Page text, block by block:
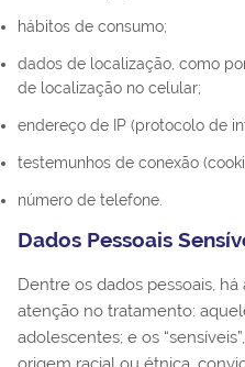
hábitos de consumo;
dados de localização, como
de localização no celular;
endereço de IP (protocolo de
testemunhos de conexão
número de telefone.
Dados Pessoais
Dentre os dados pessoais,
atenção no tratamento:
adolescentes; e os